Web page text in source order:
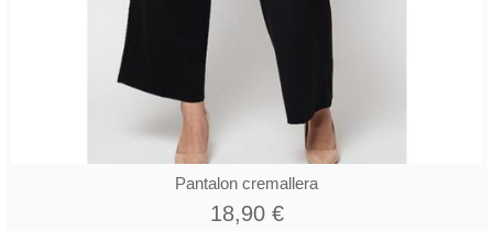
Pantalon cremallera
18,90 €